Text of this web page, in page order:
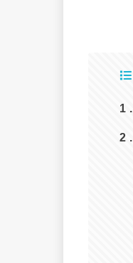
1
2